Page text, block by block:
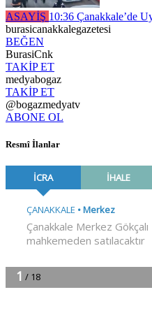
ASAYİŞ 10:36 Çanakkale’de
burasicanakkalegazetesi
BEĞEN
BurasiCnk
TAKİP ET
medyabogaz
TAKİP ET
@bogazmedyatv
ABONE OL
Resmî İlanlar